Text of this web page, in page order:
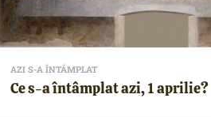
AZI S-A ÎNTÂMPLAT
Ce s-a întâmplat azi, 1 aprilie?